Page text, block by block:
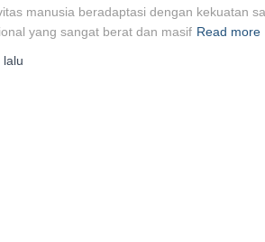
manusia beradaptasi dengan kekuatan
yang sangat berat dan masif Read more
lalu